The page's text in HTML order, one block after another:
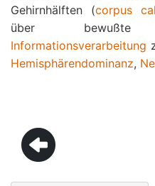
Gehirnhälften (corpus
über
Informationsverarbeitung
Hemisphärendominanz,